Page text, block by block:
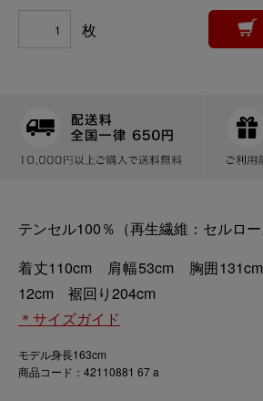
枚
テンセル100％（再生繊維：セルロ
着丈110cm 肩幅53cm 胸囲
12cm 裾回り204cm
＊サイズガイド
モデル身長163cm
商品コード：42110881 67 a